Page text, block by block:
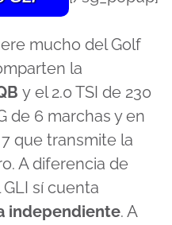
mucho del Golf
la
y el 2.0 TSI de 230
de 6 marchas y en
que transmite la
A diferencia de
sí cuenta
independiente. A